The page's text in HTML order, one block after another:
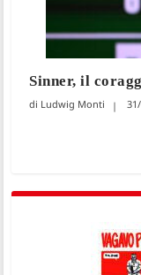
Sinner, il
Ludwig Monti